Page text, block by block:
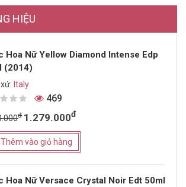
HIỆU
Hoa Nữ Yellow Diamond Intense Edp
(2014)
Italy
469
đ 1.279.000đ
Thêm vào giỏ hàng
Hoa Nữ Versace Crystal Noir Edt 50ml